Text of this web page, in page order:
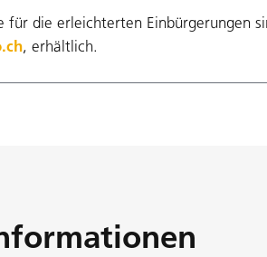
für die erleichterten Einbürgerungen
, erhältlich.